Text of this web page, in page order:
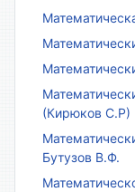
(Кирюков С.Р)
Бутузов В.Ф.